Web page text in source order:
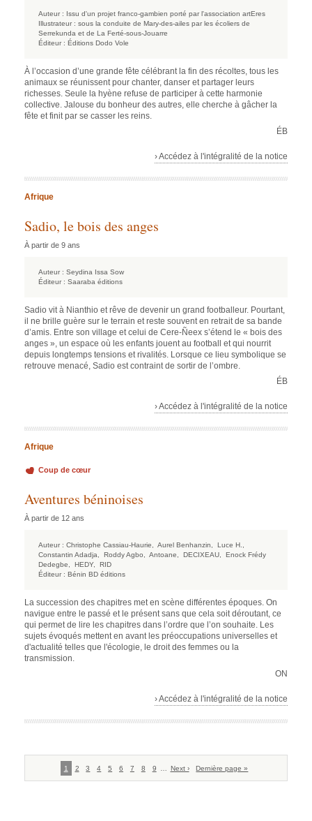
Auteur : Issu d'un projet franco-gambien porté par l'association artEres
Illustrateur : sous la conduite de Mary-des-ailes par les écoliers de
Serrekunda et de La Ferté-sous-Jouarre
Éditeur : Éditions Dodo Vole
À l’occasion d’une grande fête célébrant la fin des récoltes, tous les
animaux se réunissent pour chanter, danser et partager leurs
richesses. Seule la hyène refuse de participer à cette harmonie
collective. Jalouse du bonheur des autres, elle cherche à gâcher la
fête et finit par se casser les reins.
ÉB
› Accédez à l'intégralité de la notice
Afrique
Sadio, le bois des anges
À partir de 9 ans
Auteur : Seydina Issa Sow
Éditeur : Saaraba éditions
Sadio vit à Nianthio et rêve de devenir un grand footballeur. Pourtant,
il ne brille guère sur le terrain et reste souvent en retrait de sa bande
d’amis. Entre son village et celui de Cere-Ñeex s’étend le « bois des
anges », un espace où les enfants jouent au football et qui nourrit
depuis longtemps tensions et rivalités. Lorsque ce lieu symbolique se
retrouve menacé, Sadio est contraint de sortir de l’ombre.
ÉB
› Accédez à l'intégralité de la notice
Afrique
Coup de cœur
Aventures béninoises
À partir de 12 ans
Auteur : Christophe Cassiau-Haurie, Aurel Benhanzin,
Luce H.,
Constantin Adadja,
Roddy Agbo, Antoane, DECIXEAU,
Enock Frédy
Dedegbe,
HEDY,
RID
Éditeur : Bénin BD éditions
La succession des chapitres met en scène différentes époques. On
navigue entre le passé et le présent sans que cela soit déroutant, ce
qui permet de lire les chapitres dans l’ordre que l’on souhaite. Les
sujets évoqués mettent en avant les préoccupations universelles et
d'actualité telles que l'écologie, le droit des femmes ou la
transmission.
ON
› Accédez à l'intégralité de la notice
Pagination
Page
1 Page
2 Page
3 Page
4 Page
5 Page
6 Page
7 Page
8 Page
9
Page
Next ›
Dernière
Dernière page »